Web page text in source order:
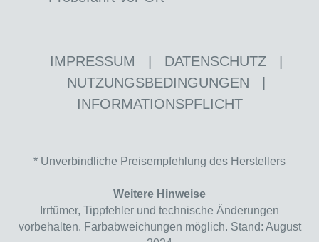
IMPRESSUM DATENSCHUTZ
NUTZUNGSBEDINGUNGEN
INFORMATIONSPFLICHT
* Unverbindliche Preisempfehlung des Herstellers
Weitere Hinweise
Irrtümer, Tippfehler und technische Änderungen
vorbehalten. Farbabweichungen möglich. Stand: August